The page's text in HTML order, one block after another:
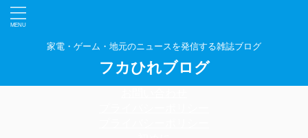
家電・ゲーム・地元のニュースを発信する雑誌ブログ
フカひれブログ